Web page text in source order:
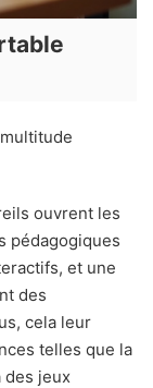
ouvrent les
pédagogiques
et une
des
cela leur
telles que la
des jeux